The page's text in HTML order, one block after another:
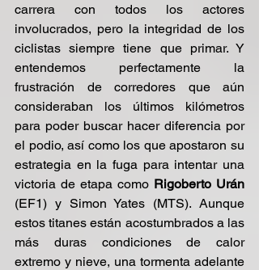
carrera con todos los actores
involucrados, pero la integridad de los
ciclistas siempre tiene que primar. Y
entendemos perfectamente la
frustración de corredores que aún
consideraban los últimos kilómetros
para poder buscar hacer diferencia por
el podio, así como los que apostaron su
estrategia en la fuga para intentar una
victoria de etapa como Rigoberto Urán
(EF1) y Simon Yates (MTS). Aunque
estos titanes están acostumbrados a las
más duras condiciones de calor
extremo y nieve, una tormenta adelante